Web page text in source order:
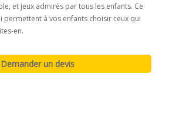
et jeux admirés par tous les enfants. Ce
permettent à vos enfants choisir ceux qui
en.